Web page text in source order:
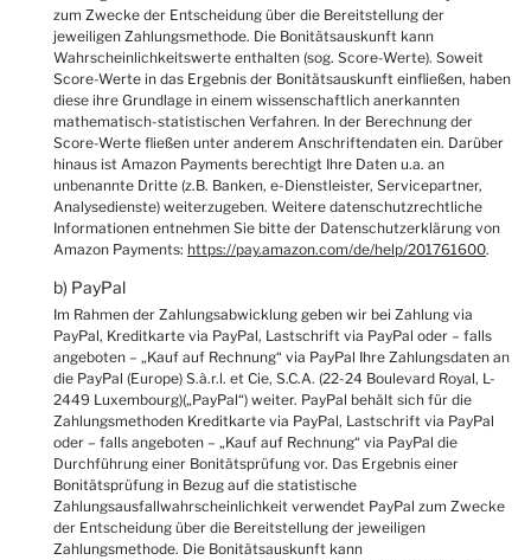
zum Zwecke der Entscheidung über die Bereitstellung der
jeweiligen Zahlungsmethode. Die Bonitätsauskunft kann
Wahrscheinlichkeitswerte enthalten (sog. Score-Werte). Soweit
Score-Werte in das Ergebnis der Bonitätsauskunft einfließen, haben
diese ihre Grundlage in einem wissenschaftlich anerkannten
mathematisch-statistischen Verfahren. In der Berechnung der
Score-Werte fließen unter anderem Anschriftendaten ein. Darüber
hinaus ist Amazon Payments berechtigt Ihre Daten u.a. an
unbenannte Dritte (z.B. Banken, e-Dienstleister, Servicepartner,
Analysedienste) weiterzugeben. Weitere datenschutzrechtliche
Informationen entnehmen Sie bitte der Datenschutzerklärung von
Amazon Payments: https://pay.amazon.com/de/help/201761600.
b) PayPal
Im Rahmen der Zahlungsabwicklung geben wir bei Zahlung via
PayPal, Kreditkarte via PayPal, Lastschrift via PayPal oder – falls
angeboten – „Kauf auf Rechnung“ via PayPal Ihre Zahlungsdaten an
die PayPal (Europe) S.à.r.l. et Cie, S.C.A. (22-24 Boulevard Royal, L-
2449 Luxembourg)(„PayPal“) weiter. PayPal behält sich für die
Zahlungsmethoden Kreditkarte via PayPal, Lastschrift via PayPal
oder – falls angeboten – „Kauf auf Rechnung“ via PayPal die
Durchführung einer Bonitätsprüfung vor. Das Ergebnis einer
Bonitätsprüfung in Bezug auf die statistische
Zahlungsausfallwahrscheinlichkeit verwendet PayPal zum Zwecke
der Entscheidung über die Bereitstellung der jeweiligen
Zahlungsmethode. Die Bonitätsauskunft kann